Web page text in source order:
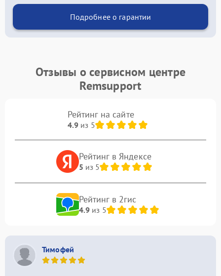
Подробнее о гарантии
Отзывы о сервисном центре
Remsupport
Рейтинг на сайте
4.9из 5
Рейтинг в Яндексе
5 из 5
Рейтинг в 2гис
4.9из 5
Тимофей